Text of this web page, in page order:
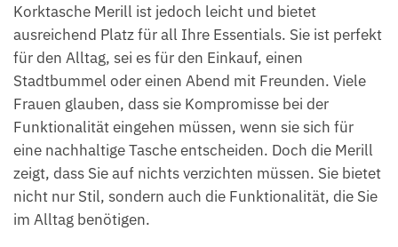
Korktasche Merill ist jedoch leicht und bietet
ausreichend Platz für all Ihre Essentials. Sie ist perfekt
für den Alltag, sei es für den Einkauf, einen
Stadtbummel oder einen Abend mit Freunden. Viele
Frauen glauben, dass sie Kompromisse bei der
Funktionalität eingehen müssen, wenn sie sich für
eine nachhaltige Tasche entscheiden. Doch die Merill
zeigt, dass Sie auf nichts verzichten müssen. Sie bietet
nicht nur Stil, sondern auch die Funktionalität, die Sie
im Alltag benötigen.